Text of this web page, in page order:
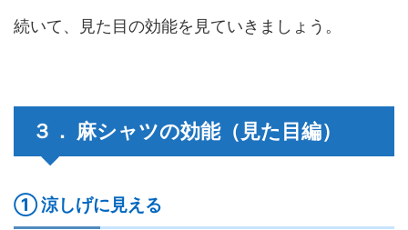
続いて、見た目の効能を見ていきましょう。
３． 麻シャツの効能（見た目編）
① 涼しげに見える